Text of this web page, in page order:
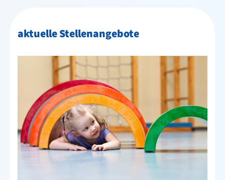
aktuelle Stellenangebote
Newsletter
Infos für ÜL, MA, Betreuer, Helfer
Ehrungen
Mitglied werden
Sportjugend
Vereinskollektion